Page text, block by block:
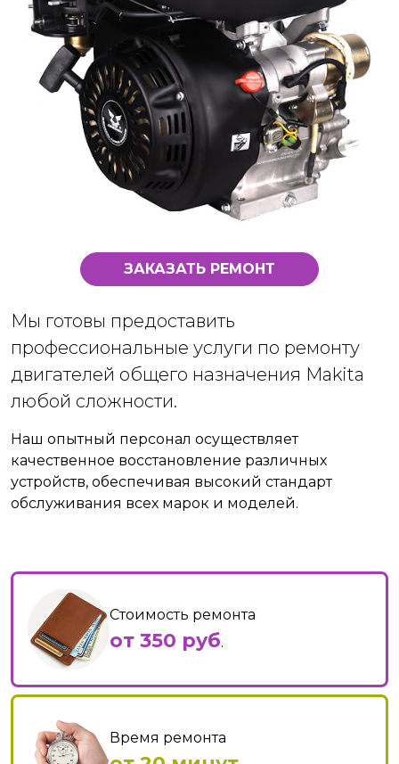
ЗАКАЗАТЬ РЕМОНТ
Мы готовы предоставить
профессиональные услуги по ремонту
двигателей общего назначения Makita
любой сложности.
Наш опытный персонал осуществляет
качественное восстановление различных
устройств, обеспечивая высокий стандарт
обслуживания всех марок и моделей.
Стоимость ремонта
от 350 руб.
Время ремонта